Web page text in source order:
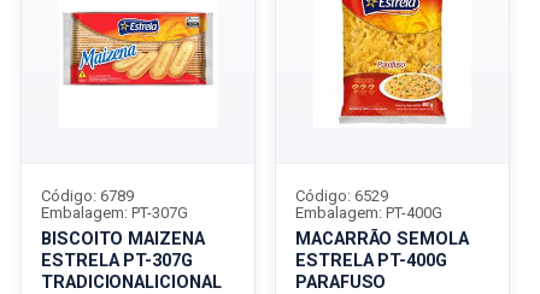
BISCOITO MAIZENA
ESTRELA PT-307G
TRADICIONALICIONAL
Código: 6789
Embalagem: PT-307G
MACARRÃO SEMOLA
ESTRELA PT-400G
PARAFUSO
Código: 6529
Embalagem: PT-400G